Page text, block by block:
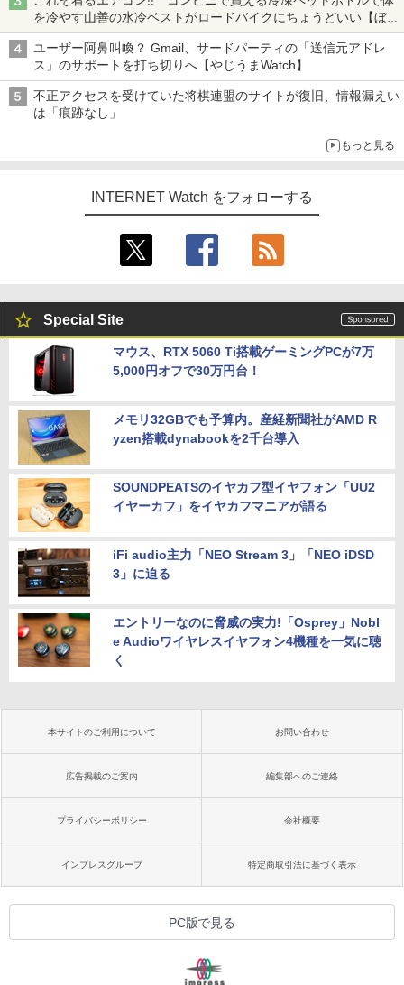
を冷やす山善の水冷ベストがロードバイクにちょうどいい【ぼっ
ち・ざ・ろーど！その14】【空いた時間でなにしてる？】
ユーザー阿鼻叫喚？ Gmail、サードパーティの「送信元アドレ
ス」のサポートを打ち切りへ【やじうまWatch】
不正アクセスを受けていた将棋連盟のサイトが復旧、情報漏えい
は「痕跡なし」
もっと見る
INTERNET Watch をフォローする
Special Site
マウス、RTX 5060 Ti搭載ゲーミングPCが7万
5,000円オフで30万円台！
メモリ32GBでも予算内。産経新聞社がAMD R
yzen搭載dynabookを2千台導入
SOUNDPEATSのイヤカフ型イヤフォン「UU2
イヤーカフ」をイヤカフマニアが語る
iFi audio主力「NEO Stream 3」「NEO iDSD
3」に迫る
エントリーなのに脅威の実力!「Osprey」Nobl
e Audioワイヤレスイヤフォン4機種を一気に聴
く
本サイトのご利用について お問い合わせ
広告掲載のご案内 編集部へのご連絡
プライバシーポリシー 会社概要
インプレスグループ 特定商取引法に基づく表示
PC版で見る